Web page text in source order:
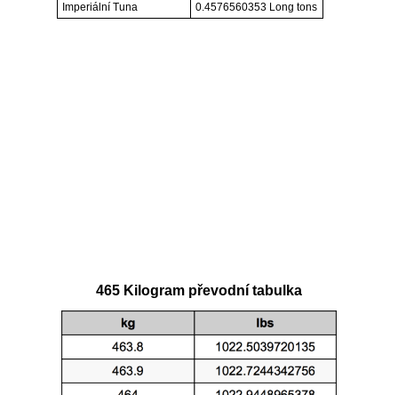
Imperiální Tuna
0.4576560353 Long tons
465 Kilogram převodní tabulka